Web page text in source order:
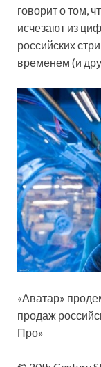
говорит о том,
исчезают из
российских
временем (и
«Аватар»
продаж
Про»